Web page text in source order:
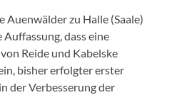
Auenwälder zu Halle (Saale)
dass eine
Reide und Kabelske
bisher erfolgter erster
der Verbesserung der